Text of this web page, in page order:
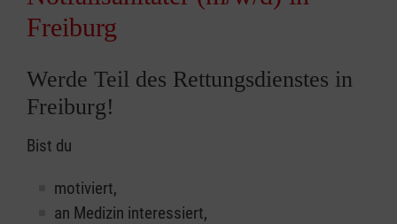
Freiburg
Werde Teil des Rettungsdienstes in
Freiburg!
Bist du
motiviert,
an Medizin interessiert,